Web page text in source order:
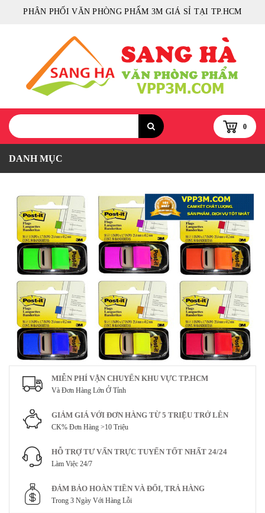
PHÂN PHỐI VĂN PHÒNG PHẨM 3M GIÁ SỈ TẠI TP.HCM
0
DANH MỤC
MIỄN PHÍ VẬN CHUYỂN KHU VỰC TP.HCM
Và Đơn Hàng Lớn Ở Tỉnh
GIẢM GIÁ VỚI ĐƠN HÀNG TỪ 5 TRIỆU TRỞ LÊN
CK% Đơn Hàng >10 Triệu
HỖ TRỢ TƯ VẤN TRỰC TUYẾN TỐT NHẤT 24/24
Làm Việc 24/7
ĐẢM BẢO HOÀN TIỀN VÀ ĐỔI, TRẢ HÀNG
Trong 3 Ngày Với Hàng Lỗi